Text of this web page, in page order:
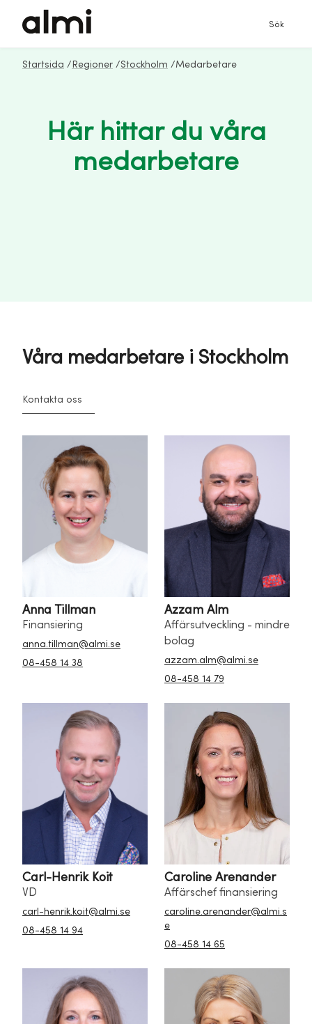
Sök
Startsida / Regioner /Stockholm /Medarbetare
Här hittar du våra
medarbetare
Våra medarbetare i Stockholm
Kontakta oss
Anna Tillman
Finansiering
anna.tillman@almi.se
08-458 14 38
Azzam Alm
Affärsutveckling - mindre
bolag
azzam.alm@almi.se
08-458 14 79
Carl-Henrik Koit
VD
carl-henrik.koit@almi.se
08-458 14 94
Caroline Arenander
Affärschef finansiering
caroline.arenander@almi.s
e
08-458 14 65